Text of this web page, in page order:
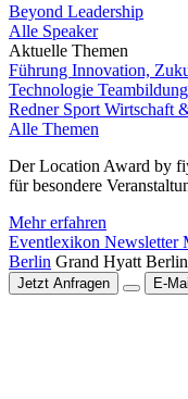
Beyond Leadership
Alle Speaker
Aktuelle Themen
Führung Innovation,
Technologie
Redner Sport Wirtschaft
Alle Themen
Der Location Award by
für besondere
Mehr erfahren
Eventlexikon Newsletter
Berlin Grand Hyatt Berlin
Jetzt Anfragen E-Mail